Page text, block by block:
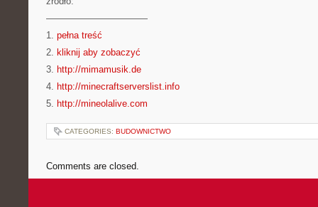
———————————
1. pełna treść
2. kliknij aby zobaczyć
3. http://mimamusik.de
4. http://minecraftserverslist.info
5. http://mineolalive.com
CATEGORIES: BUDOWNICTWO
Comments are closed.